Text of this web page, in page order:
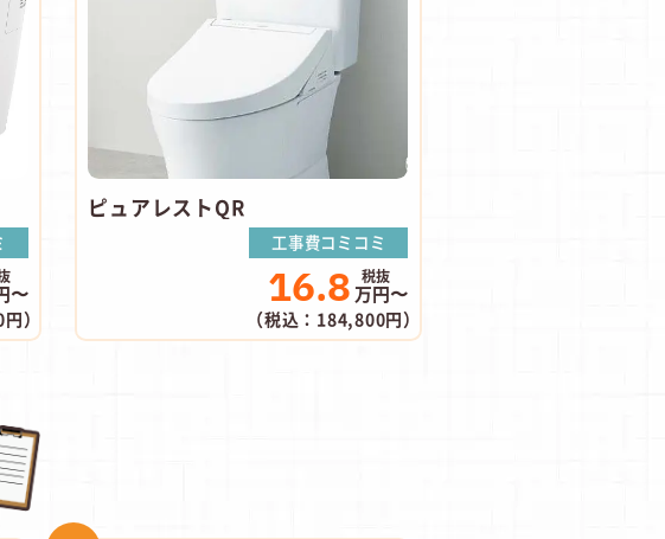
〜
）
ピュアレストQR
工事費コミコミ
16.8 万円〜
（税込：184,800円）